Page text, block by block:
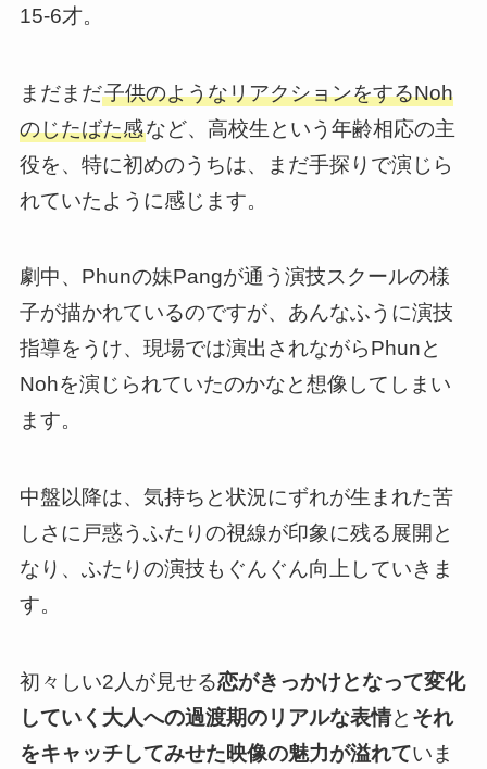
15-6才。
まだまだ子供のようなリアクションをするNoh
のじたばた感など、高校生という年齢相応の主
役を、特に初めのうちは、まだ手探りで演じら
れていたように感じます。
劇中、Phunの妹Pangが通う演技スクールの様
子が描かれているのですが、あんなふうに演技
指導をうけ、現場では演出されながらPhunと
Nohを演じられていたのかなと想像してしまい
ます。
中盤以降は、 気持ちと状況にずれが生まれた苦
しさに戸惑うふたりの視線が印象に残る展開と
なり 、ふたりの演技もぐんぐん向上していきま
す。
初々しい2人が見せる恋がきっかけとなって変化
していく大人への過渡期のリアルな表情と それ
をキャッチしてみせた映像の魅力が溢れていま